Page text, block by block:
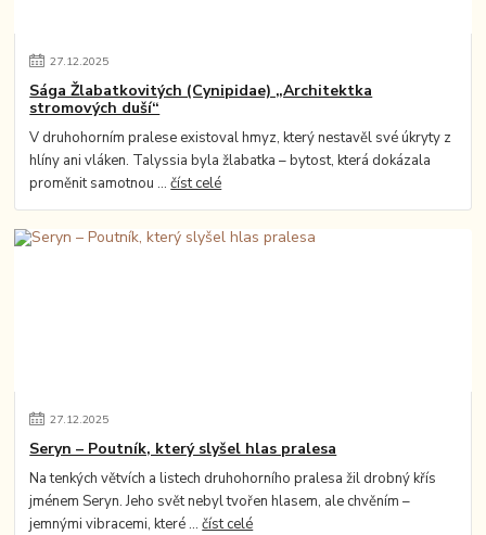
27.12.2025
Sága Žlabatkovitých (Cynipidae) „Architektka
stromových duší“
V druhohorním pralese existoval hmyz, který nestavěl své úkryty z
hlíny ani vláken. Talyssia byla žlabatka – bytost, která dokázala
proměnit samotnou ...číst celé
27.12.2025
Seryn – Poutník, který slyšel hlas pralesa
Na tenkých větvích a listech druhohorního pralesa žil drobný křís
jménem Seryn. Jeho svět nebyl tvořen hlasem, ale chvěním –
jemnými vibracemi, které ...číst celé